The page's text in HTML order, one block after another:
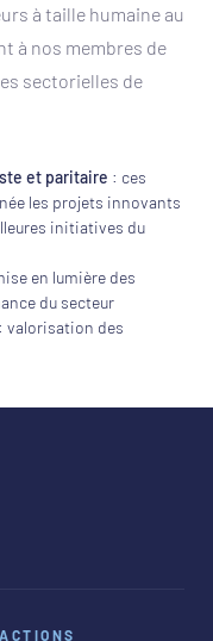
à taille humaine au
à nos membres de
sectorielles de
et paritaire : ces
les projets innovants
initiatives du
en lumière des
du secteur
: valorisation des